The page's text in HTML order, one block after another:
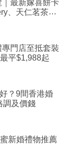
最新嫁喜餅卡
、天仁茗茶、
b.
門店至抵套裝
平$1,988起
？9間香港婚
調及價錢
新婚禮物推薦